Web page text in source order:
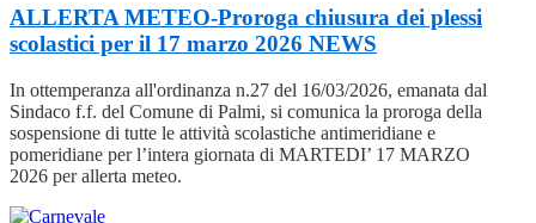
ALLERTA METEO-Proroga chiusura dei plessi
scolastici per il 17 marzo 2026 NEWS
In ottemperanza all'ordinanza n.27 del 16/03/2026, emanata dal
Sindaco f.f. del Comune di Palmi, si comunica la proroga della
sospensione di tutte le attività scolastiche antimeridiane e
pomeridiane per l’intera giornata di MARTEDI’ 17 MARZO
2026 per allerta meteo.